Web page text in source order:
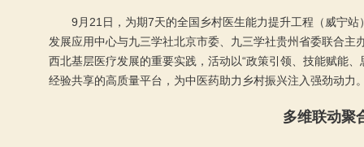
9月21日，为期7天的全国乡村医生能力提升工程（威宁
发展应用中心与九三学社北京市委、九三学社贵州省委联合
西北基层医疗发展的重要实践，活动以“政策引领、技能赋能
经验共享的高质量平台，为中医药助力乡村振兴注入强劲动力
多维联动聚